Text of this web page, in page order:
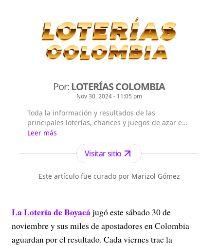
Por:LOTERÍAS COLOMBIA
Nov 30, 2024 - 11:05 pm
Toda la información y resultados de las
principales loterías, chances y juegos de azar en
el país los encuentras en Loterías Colombia.
Leer más
Visitar sitio
Este artículo fue curado por Marizol Gómez
La Lotería de Boyacájugó este sábado 30 de
noviembre y sus miles de apostadores en Colombia
aguardan por el resultado. Cada viernes trae la